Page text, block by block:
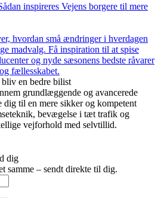
inspireres Vejens borgere til mere
hvordan små ændringer i hverdagen
madvalg. Få inspiration til at spise
og nyde sæsonens bedste råvarer
fællesskabet.
en bedre bilist
grundlæggende og avancerede
dig til en mere sikker og kompetent
bevægelse i tæt trafik og
vejforhold med selvtillid.
dig
samme – sendt direkte til dig.